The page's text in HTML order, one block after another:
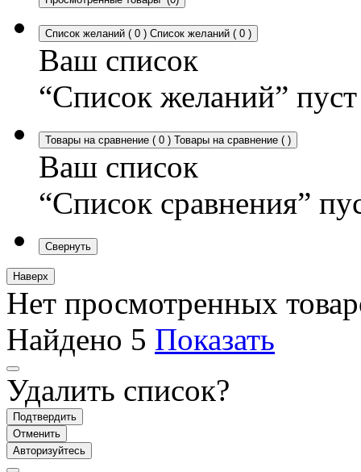
Список желаний ( 0 ) Список желаний ( 0 )
Ваш список
“Список желаний” пуст
Товары на сравнение ( 0 ) Товары на сравнение ( )
Ваш список
“Список сравнения”
Свернуть
Наверх
Нет просмотренных
Найдено 5 Показать
Удалить список?
Подтвердить
Отменить
Авторизуйтесь